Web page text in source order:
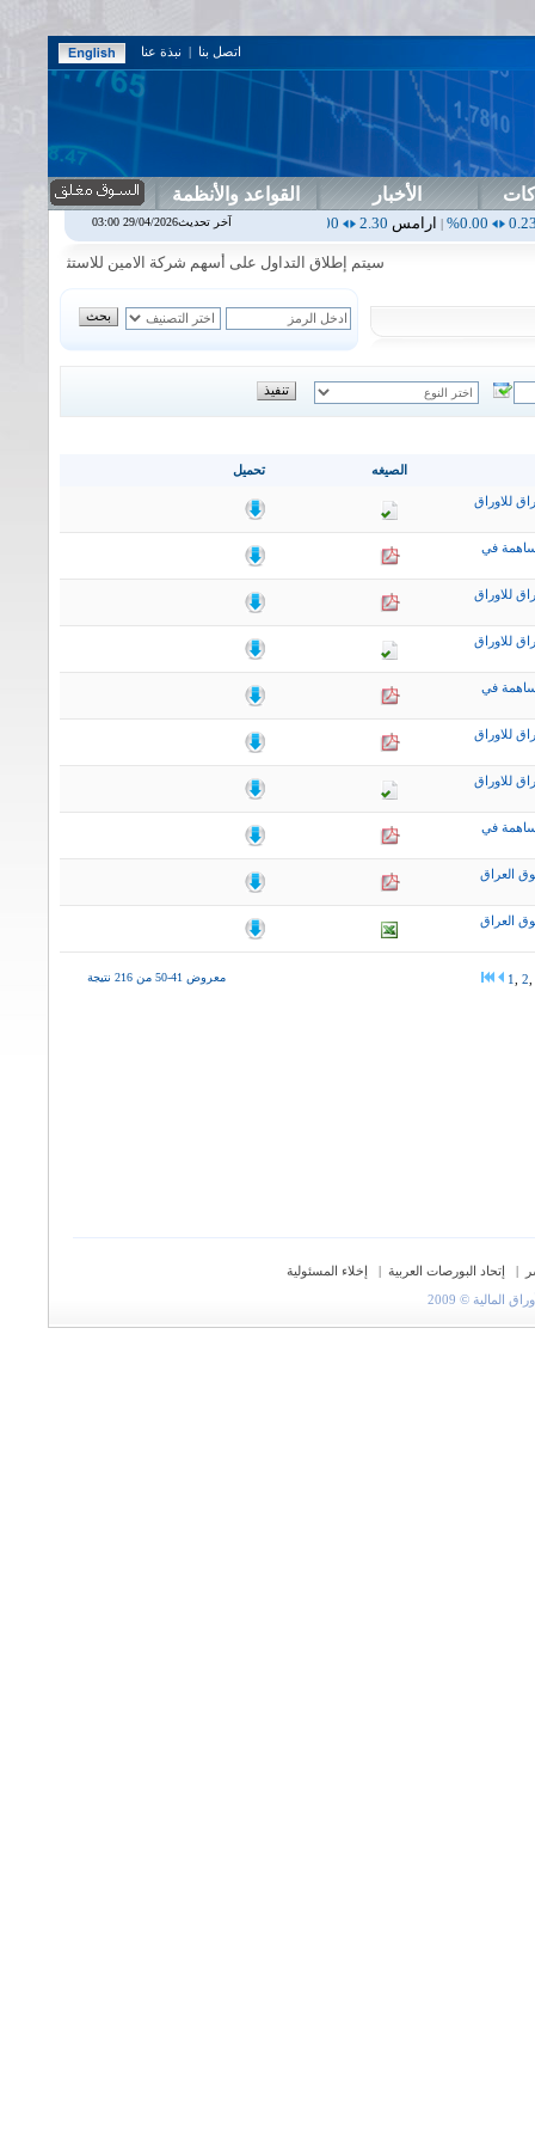
اتصل بنا | نبذة عنا
الأخبار القواعد والأنظمة
|ارامس2.30
0.00%
|اربيل |اس بنك0.00
0.00%
سيتم إطلاق التداول على أسهم شركة الامين للاستثمار المالي في
تحميل الصيغه
للاوراق
في
للاوراق
للاوراق
في
للاوراق
للاوراق
في
العراق
العراق
معروض 41-50 من 216 نتيجة 1 2
| إتحاد البورصات العربية |
إخلاء المسئولية
© 2009